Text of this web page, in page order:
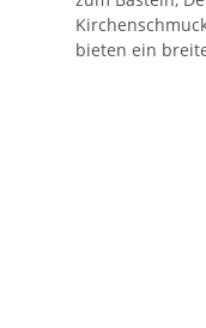
bieten ein